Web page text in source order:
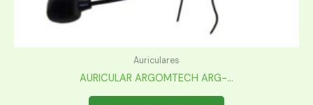
Auriculares
AURICULAR ARGOMTECH ARG-...